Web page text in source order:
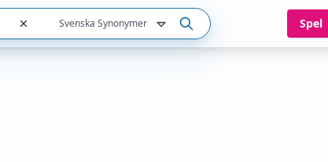
Svenska Synonymer Spel